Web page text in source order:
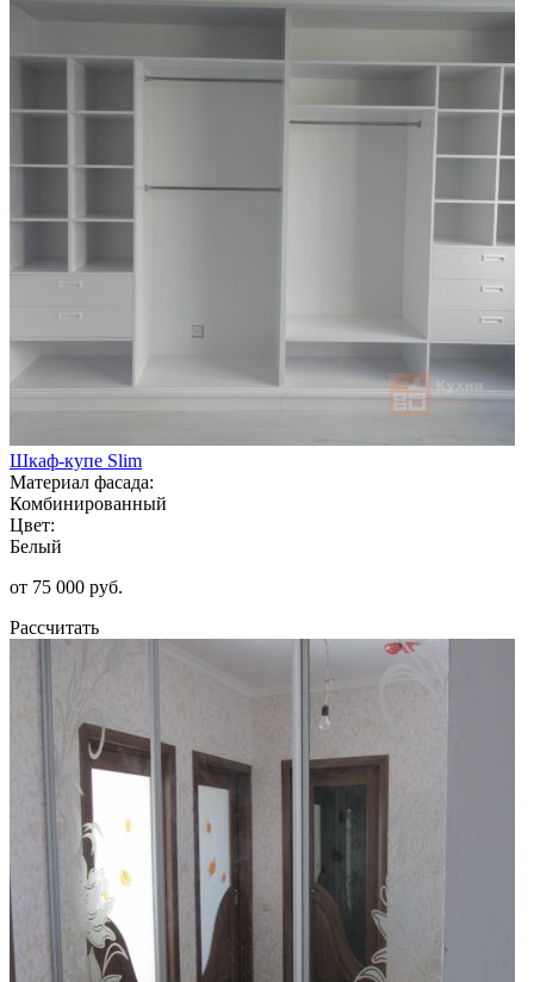
Шкаф-купе Slim
Материал фасада:
Комбинированный
Цвет:
Белый
от 75 000 руб.
Рассчитать